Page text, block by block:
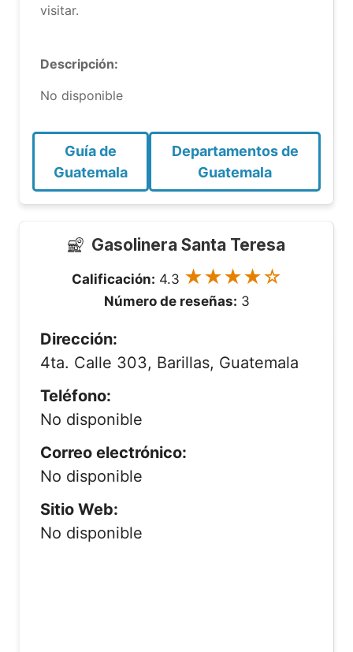
visitar.
Descripción:
No disponible
Guía de
Guatemala
Departamentos de
Guatemala
Gasolinera Santa Teresa
Calificación: 4.3 ★★★★☆
Número de reseñas: 3
Dirección:
4ta. Calle 303, Barillas, Guatemala
Teléfono:
No disponible
Correo electrónico:
No disponible
Sitio Web:
No disponible